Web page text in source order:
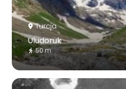
Turcja
Uludoruk
50 m